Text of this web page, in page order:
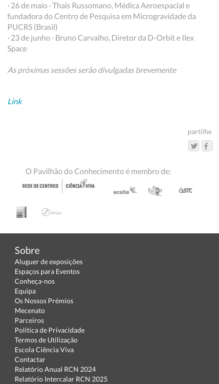
· 26 de maio · Thais Russomano, Médica Aeroespacial e
fundadora do Centro de Pesquisa em Microgravidade da
PUCRS (Brasil)
· 23 de junho · Bruno Carvalho, Diretor da D-Orbit e Ilex
Space
As próximas sessões serão divulgadas brevemente
Link
partilhe
O Pavilhão do Conhecimento é membro de:
Sobre
Aluguer de exposições
Espaços para Eventos
Conheça-nos
Equipa
Os Nossos Prémios
Mecenato
Parceiros
Política de Privacidade
Termos de Utilização
Escola Ciência Viva
Contactar
Relatório Anual RCN 2024
Relatório Intercalar RCN 2025